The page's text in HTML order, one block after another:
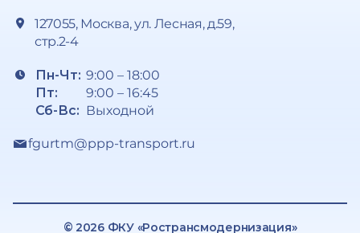
127055, Москва, ул. Лесная, д.59,
стр.2-4
Пн-Чт:
Пт:
Сб-Вс:
9:00 – 18:00
9:00 – 16:45
Выходной
fgurtm@ppp-transport.ru
© 2026 ФКУ «Ространсмодернизация»